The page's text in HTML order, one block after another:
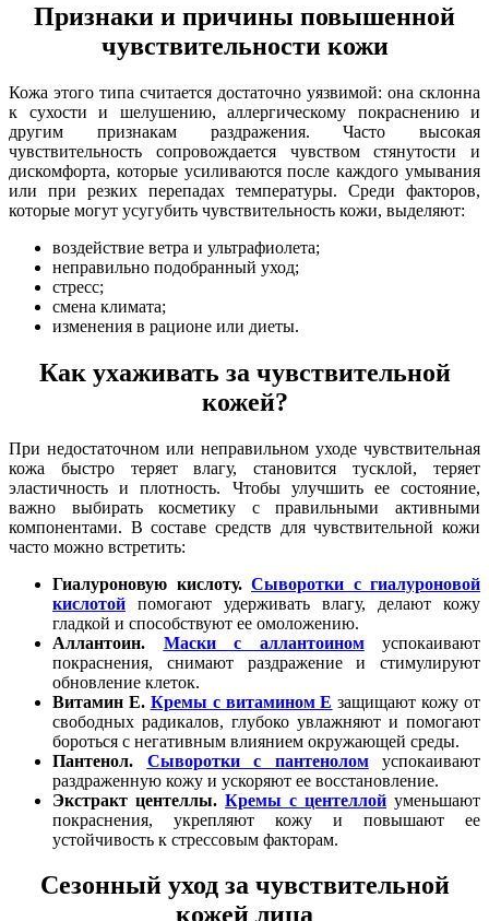
Признаки и причины повышенной
чувствительности кожи
Кожа этого типа считается достаточно уязвимой: она склонна
к сухости и шелушению, аллергическому покраснению и
другим признакам раздражения. Часто высокая
чувствительность сопровождается чувством стянутости и
дискомфорта, которые усиливаются после каждого умывания
или при резких перепадах температуры. Среди факторов,
которые могут усугубить чувствительность кожи, выделяют:
воздействие ветра и ультрафиолета;
неправильно подобранный уход;
стресс;
смена климата;
изменения в рационе или диеты.
Как ухаживать за чувствительной
кожей?
При недостаточном или неправильном уходе чувствительная
кожа быстро теряет влагу, становится тусклой, теряет
эластичность и плотность. Чтобы улучшить ее состояние,
важно выбирать косметику с правильными активными
компонентами. В составе средств для чувствительной кожи
часто можно встретить:
Гиалуроновую кислоту. Сыворотки с гиалуроновой
кислотой помогают удерживать влагу, делают кожу
гладкой и способствуют ее омоложению.
Аллантоин.
Маски с аллантоиномуспокаивают
покраснения, снимают раздражение и стимулируют
обновление клеток.
Витамин Е. Кремы с витамином Е защищают кожу от
свободных радикалов, глубоко увлажняют и помогают
бороться с негативным влиянием окружающей среды.
Пантенол.
Сыворотки с пантеноломуспокаивают
раздраженную кожу и ускоряют ее восстановление.
Экстракт центеллы. Кремы с центеллой уменьшают
покраснения, укрепляют кожу и повышают ее
устойчивость к стрессовым факторам.
Сезонный уход за чувствительной
кожей лица